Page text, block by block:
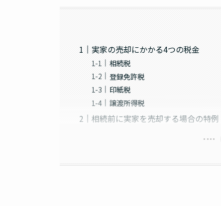
実家の売却にかかる4つの税金
相続税
登録免許税
印紙税
譲渡所得税
相続前に実家を売却する場合の特例